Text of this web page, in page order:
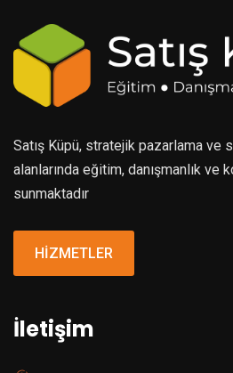
Satış Küpü, stratejik pazarlama ve
alanlarında eğitim, danışmanlık ve
sunmaktadır
HİZMETLER
İletişim